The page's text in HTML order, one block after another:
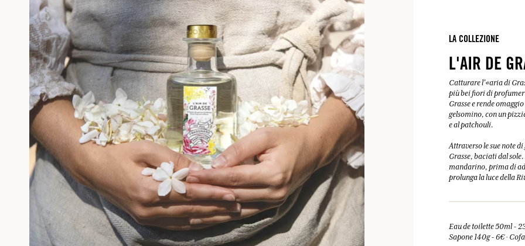
LA COLLEZIONE
L'AIR DE
Catturare l'«aria di
più bei fiori di
Grasse e rende
gelsomino, con un
e al patchouli.
Attraverso le sue note
Grasse, baciati dal
mandarino, prima di
prolunga la luce della
Eau de toilette 50ml -
Sapone 140g - 6€•